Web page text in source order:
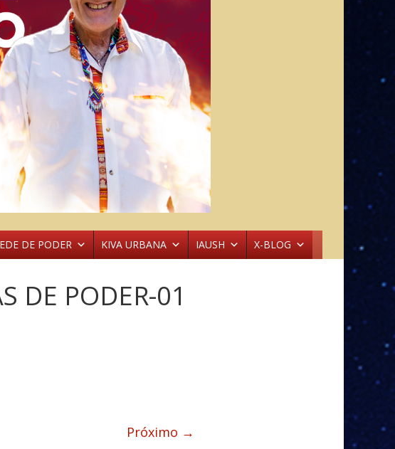
DE PODER KIVA URBANA IAUSH X-BLOG
DE PODER-01
Próximo →